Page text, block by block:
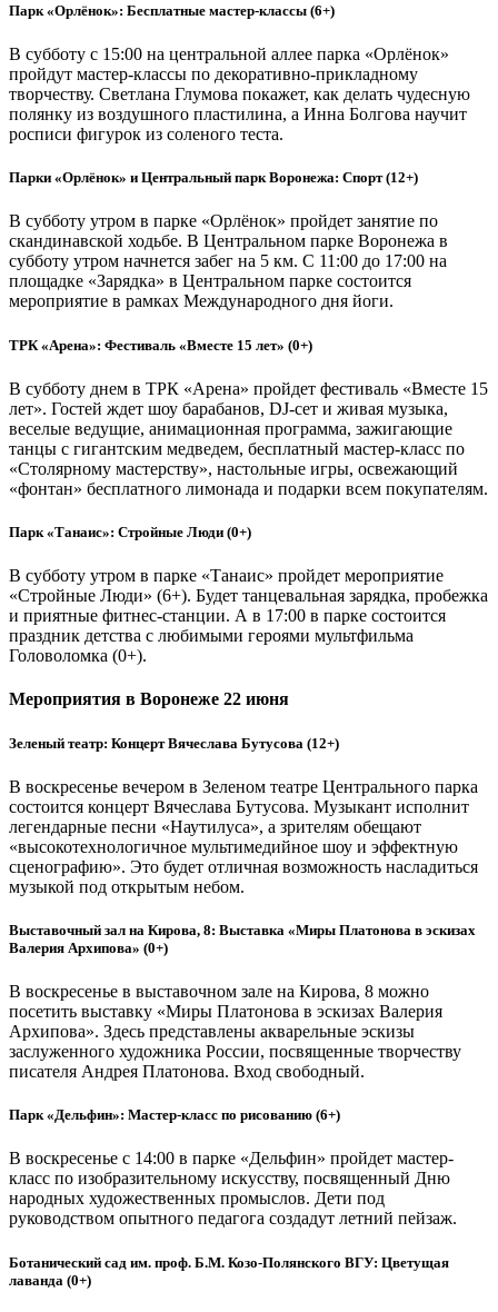
Парк «Орлёнок»: Бесплатные мастер-классы (6+)
В субботу с 15:00 на центральной аллее парка «Орлёнок»
пройдут мастер-классы по декоративно-прикладному
творчеству. Светлана Глумова покажет, как делать чудесную
полянку из воздушного пластилина, а Инна Болгова научит
росписи фигурок из соленого теста.
Парки «Орлёнок» и Центральный парк Воронежа: Спорт (12+)
В субботу утром в парке «Орлёнок» пройдет занятие по
скандинавской ходьбе. В Центральном парке Воронежа в
субботу утром начнется забег на 5 км. С 11:00 до 17:00 на
площадке «Зарядка» в Центральном парке состоится
мероприятие в рамках Международного дня йоги.
ТРК «Арена»: Фестиваль «Вместе 15 лет» (0+)
В субботу днем в ТРК «Арена» пройдет фестиваль «Вместе 15
лет». Гостей ждет шоу барабанов, DJ-сет и живая музыка,
веселые ведущие, анимационная программа, зажигающие
танцы с гигантским медведем, бесплатный мастер-класс по
«Столярному мастерству», настольные игры, освежающий
«фонтан» бесплатного лимонада и подарки всем покупателям.
Парк «Танаис»: Стройные Люди (0+)
В субботу утром в парке «Танаис» пройдет мероприятие
«Стройные Люди» (6+). Будет танцевальная зарядка, пробежка
и приятные фитнес-станции. А в 17:00 в парке состоится
праздник детства с любимыми героями мультфильма
Головоломка (0+).
Мероприятия в Воронеже 22 июня
Зеленый театр: Концерт Вячеслава Бутусова (12+)
В воскресенье вечером в Зеленом театре Центрального парка
состоится концерт Вячеслава Бутусова. Музыкант исполнит
легендарные песни «Наутилуса», а зрителям обещают
«высокотехнологичное мультимедийное шоу и эффектную
сценографию». Это будет отличная возможность насладиться
музыкой под открытым небом.
Выставочный зал на Кирова, 8: Выставка «Миры Платонова в эскизах
Валерия Архипова» (0+)
В воскресенье в выставочном зале на Кирова, 8 можно
посетить выставку «Миры Платонова в эскизах Валерия
Архипова». Здесь представлены акварельные эскизы
заслуженного художника России, посвященные творчеству
писателя Андрея Платонова. Вход свободный.
Парк «Дельфин»: Мастер-класс по рисованию (6+)
В воскресенье с 14:00 в парке «Дельфин» пройдет мастер-
класс по изобразительному искусству, посвященный Дню
народных художественных промыслов. Дети под
руководством опытного педагога создадут летний пейзаж.
Ботанический сад им. проф. Б.М. Козо-Полянского ВГУ: Цветущая
лаванда (0+)